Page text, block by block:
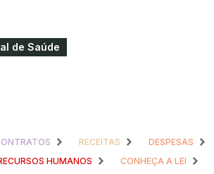
de Saúde
RECEITAS DESPESAS
HUMANOS CONHEÇA A LEI